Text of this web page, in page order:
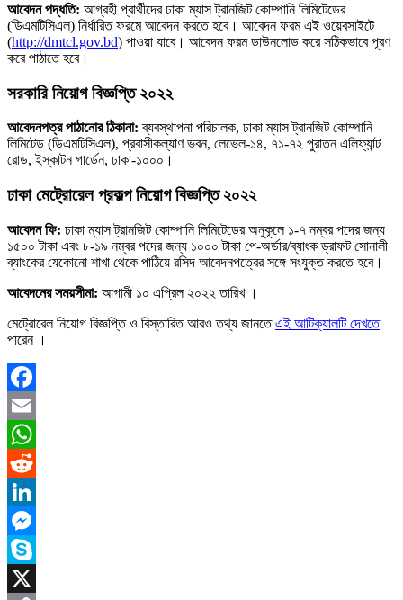
আবেদন পদ্ধতি: আগ্রহী প্রার্থীদের ঢাকা ম্যাস ট্রানজিট কোম্পানি লিমিটেডের
(ডিএমটিসিএল) নির্ধারিত ফরমে আবেদন করতে হবে। আবেদন ফরম এই ওয়েবসাইটে
(http://dmtcl.gov.bd) পাওয়া যাবে। আবেদন ফরম ডাউনলোড করে সঠিকভাবে পূরণ
করে পাঠাতে হবে।
সরকারি নিয়োগ বিজ্ঞপ্তি ২০২২
আবেদনপত্র পাঠানোর ঠিকানা: ব্যবস্থাপনা পরিচালক, ঢাকা ম্যাস ট্রানজিট কোম্পানি
লিমিটেড (ডিএমটিসিএল), প্রবাসীকল্যাণ ভবন, লেভেল-১৪, ৭১-৭২ পুরাতন এলিফ্যান্ট
রোড, ইস্কাটন গার্ডেন, ঢাকা-১০০০।
ঢাকা মেট্রোরেল প্রকল্প নিয়োগ বিজ্ঞপ্তি ২০২২
আবেদন ফি: ঢাকা ম্যাস ট্রানজিট কোম্পানি লিমিটেডের অনুকূলে ১-৭ নম্বর পদের জন্য
১৫০০ টাকা এবং ৮-১৯ নম্বর পদের জন্য ১০০০ টাকা পে-অর্ডার/ব্যাংক ড্রাফট সোনালী
ব্যাংকের যেকোনো শাখা থেকে পাঠিয়ে রসিদ আবেদনপত্রের সঙ্গে সংযুক্ত করতে হবে।
আবেদনের সময়সীমা: আগামী ১০ এপ্রিল ২০২২ তারিখ ।
মেট্রোরেল নিয়োগ বিজ্ঞপ্তি ও বিস্তারিত আরও তথ্য জানতেএই আটিক্যালটি দেখতে
পারেন ।
Facebook
Email
WhatsApp
Reddit
LinkedIn
Messenger
Skype